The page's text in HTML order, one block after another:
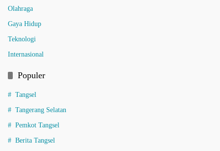
Olahraga
Gaya Hidup
Teknologi
Internasional
Populer
Tangsel
Tangerang Selatan
Pemkot Tangsel
Berita Tangsel